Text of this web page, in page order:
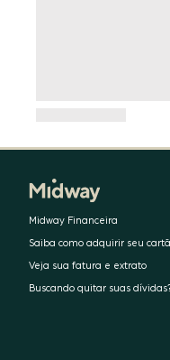
Midway Financeira
Saiba como adquirir seu
Veja sua fatura e extrato
Buscando quitar suas